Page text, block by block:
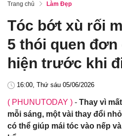
Trang chủ Làm Đẹp
Tóc bớt xù rối
5 thói quen
hiện trước khi
16:00, Thứ sáu 05/06/2026
( PHUNUTODAY ) - Thay vì
mỗi sáng, một vài thay đổi
có thể giúp mái tóc vào nếp